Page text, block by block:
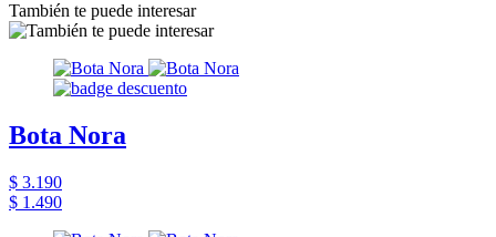
También te puede interesar
Bota Nora
$ 3.190
$ 1.490